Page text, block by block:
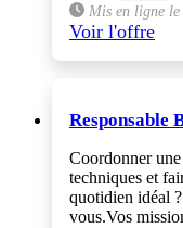
Mis en ligne
Voir l'offre
Responsable
Coordonner
techniques et
quotidien idéal
vous.Vos